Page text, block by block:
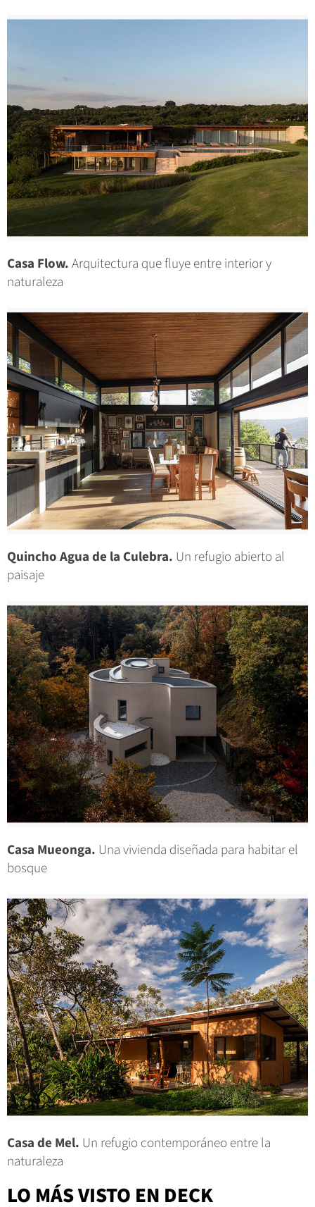
Casa Flow.Arquitectura que fluye entre interior y
naturaleza
Quincho Agua de la Culebra. Un refugio abierto al
paisaje
Casa Mueonga. Una vivienda diseñada para habitar el
bosque
Casa de Mel. Un refugio contemporáneo entre la
naturaleza
LO MÁS VISTO EN DECK